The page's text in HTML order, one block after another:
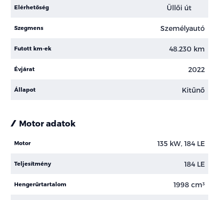
Elérhetőség Üllői út
Szegmens Személyautó
Futott km-ek 48.230 km
Évjárat 2022
Állapot Kitűnő
Motor adatok
Motor 135 kW, 184 LE
Teljesítmény 184 LE
Hengerűrtartalom 1998 cm³